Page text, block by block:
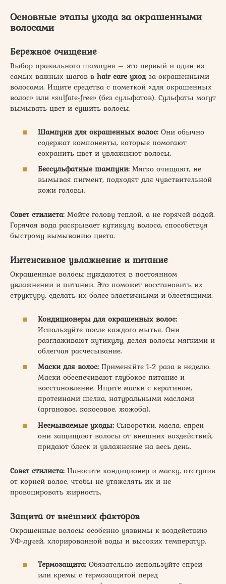
Основные этапы ухода за окрашенными
волосами
Бережное очищение
Выбор правильного шампуня – это первый и один из
самых важных шагов в hair care уходза окрашенными
волосами. Ищите средства с пометкой «для окрашенных
волос» или «sulfate-free» (без сульфатов). Сульфаты могут
вымывать цвет и сушить волосы.
Шампуни для окрашенных волос: Они обычно
содержат компоненты, которые помогают
сохранить цвет и увлажняют волосы.
Бессульфатные шампуни: Мягко очищают, не
вымывая пигмент, подходят для чувствительной
кожи головы.
Совет стилиста: Мойте голову теплой, а не горячей водой.
Горячая вода раскрывает кутикулу волоса, способствуя
быстрому вымыванию цвета.
Интенсивное увлажнение и питание
Окрашенные волосы нуждаются в постоянном
увлажнении и питании. Это поможет восстановить их
структуру, сделать их более эластичными и блестящими.
Кондиционеры для окрашенных волос:
Используйте после каждого мытья. Они
разглаживают кутикулу, делая волосы мягкими и
облегчая расчесывание.
Маски для волос: Применяйте 1-2 раза в неделю.
Маски обеспечивают глубокое питание и
восстановление. Ищите маски с кератином,
протеинами шелка, натуральными маслами
(аргановое, кокосовое, жожоба).
Несмываемые уходы: Сыворотки, масла, спреи –
они защищают волосы от внешних воздействий,
придают блеск и увлажнение на весь день.
Совет стилиста: Наносите кондиционер и маску, отступив
от корней волос, чтобы не утяжелять их и не
провоцировать жирность.
Защита от внешних факторов
Окрашенные волосы особенно уязвимы к воздействию
УФ-лучей, хлорированной воды и высоких температур.
Термозащита: Обязательно используйте спреи
или кремы с термозащитой перед